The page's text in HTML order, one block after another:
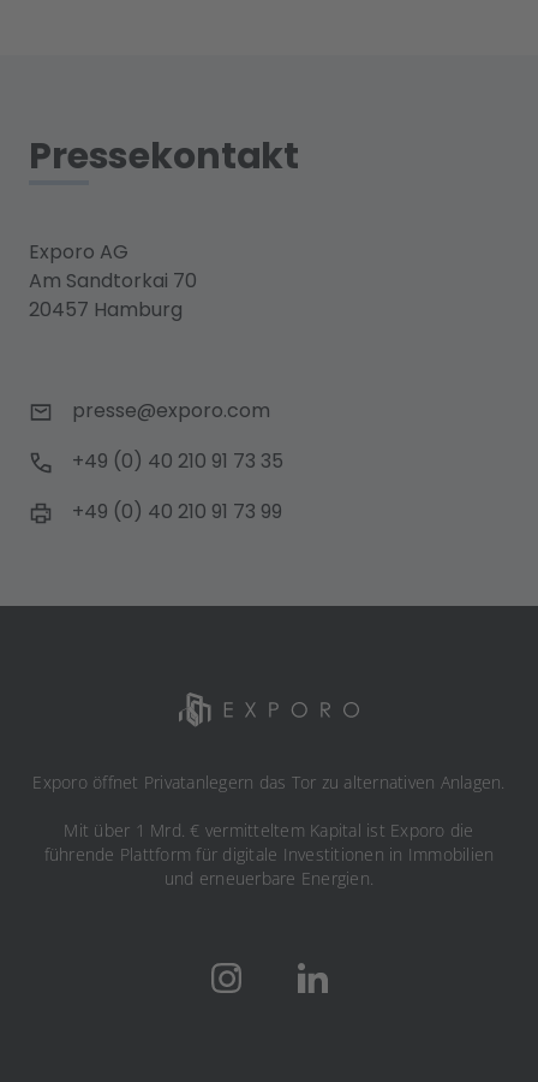
Pressekontakt
Exporo AG
Am Sandtorkai 70
20457 Hamburg
presse@exporo.com
+49 (0) 40 210 91 73 35
+49 (0) 40 210 91 73 99
Exporo öffnet Privatanlegern das Tor zu alternativen Anlagen.
Mit über 1 Mrd. € vermitteltem Kapital ist Exporo die
führende Plattform für digitale Investitionen in Immobilien
und erneuerbare Energien.